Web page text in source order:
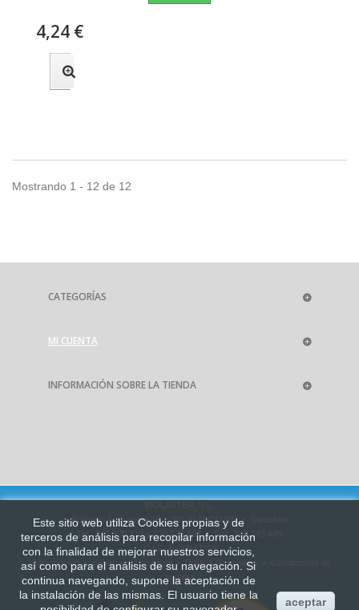
4,24 €
Mostrando 1 - 12 de 12
CATEGORÍAS
MI CUENTA
INFORMACIÓN SOBRE LA TIENDA
Este sitio web utiliza Cookies propias y de
terceros de análisis para recopilar información
con la finalidad de mejorar nuestros servicios,
así como para el análisis de su navegación. Si
continua navegando, supone la aceptación de
la instalación de las mismas. El usuario tiene la
aceptar
Polígono Aranaztegi 4B • 20140 ANDOAIN • Gipuzkoa
Tel.: 943 300 813 y 639 619 494 • Fax: 943 243 449
C.I.F.: B-20843769
Subscripcion•e-mail •Aviso Legal•Política de cookies
compra